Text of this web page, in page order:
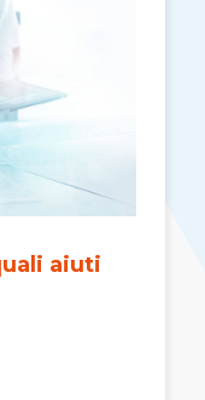
aiuti